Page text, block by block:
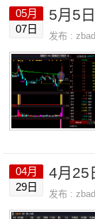
05月
07日
发布 :
04月
29日
发布 :